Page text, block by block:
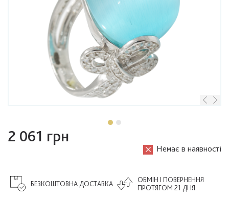
2 061 грн
Немає в наявності
ОБМІН І ПОВЕРНЕННЯ
ПРОТЯГОМ 21 ДНЯ
БЕЗКОШТОВНА ДОСТАВКА